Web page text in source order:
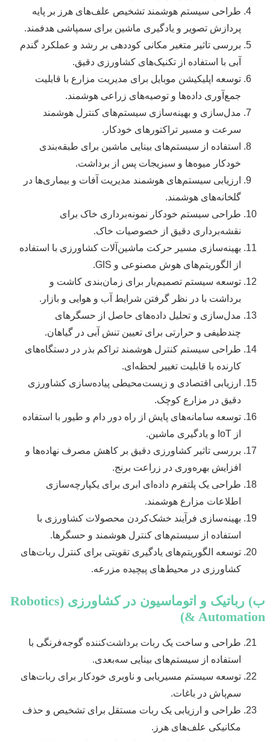
طراحی سیستم هوشمند تشخیص علف‌های هرز بر پایه
پردازش تصویر و یادگیری ماشین برای سمپاشی هدفمند.
بررسی تاثیر متغیر مکانی کوددهی بر رشد و عملکرد گندم
آبی با استفاده از تکنیک‌های کشاورزی دقیق.
توسعه اپلیکیشن موبایل برای مدیریت مزارع با قابلیت
جمع‌آوری داده‌ها و توصیه‌های زراعی هوشمند.
مدل‌سازی و بهینه‌سازی سیستم‌های کنترل هوشمند
سرعت و مسیر تراکتورهای خودکار.
استفاده از سیستم‌های بینایی ماشین برای طبقه‌بندی
خودکار میوه‌ها و سبزیجات پس از برداشت.
ارزیابی سیستم‌های هوشمند مدیریت آفات و بیماری‌ها در
گلخانه‌های هوشمند.
طراحی سیستم خودکار نمونه‌برداری خاک برای
نقشه‌برداری دقیق از خصوصیات خاک.
بهینه‌سازی مسیر حرکت ماشین‌آلات کشاورزی با استفاده
از الگوریتم‌های هوش مصنوعی و GIS.
توسعه سیستم تصمیم‌یار برای زمان‌بندی کاشت و
برداشت با در نظر گرفتن شرایط آب و هوایی و بازار.
مدل‌سازی و تحلیل داده‌های حاصل از حسگرهای
چندطیفی و حرارتی برای تعیین تنش آبی در گیاهان.
طراحی سیستم کنترل هوشمند تراکم بذر در دستگاه‌های
کارنده با قابلیت تغییر لحظه‌ای.
ارزیابی اقتصادی و زیست‌محیطی پیاده‌سازی کشاورزی
دقیق در مزارع کوچک.
توسعه سامانه‌های پایش از راه دور دام و طیور با استفاده
از IoT و یادگیری ماشین.
بررسی تاثیر کشاورزی دقیق بر کاهش مصرف نهاده‌ها و
افزایش بهره‌وری در زراعت برنج.
طراحی یک پلتفرم داده‌ای ابری برای یکپارچه‌سازی
اطلاعات مزارع هوشمند.
بهینه‌سازی فرآیند خشک‌کردن محصولات کشاورزی با
استفاده از سیستم‌های کنترل هوشمند و حسگرها.
توسعه الگوریتم‌های یادگیری تقویتی برای کنترل ربات‌های
کشاورزی در محیط‌های پیچیده مزرعه.
ب) رباتیک و اتوماسیون در کشاورزی (Robotics
& Automation)
طراحی و ساخت یک ربات برداشت‌کننده گوجه‌فرنگی با
استفاده از سیستم‌های بینایی سه‌بعدی.
توسعه سیستم مسیریابی و ناوبری خودکار برای ربات‌های
سم‌پاش در باغات.
طراحی و ارزیابی یک ربات مستقل برای تشخیص و حذف
مکانیکی علف‌های هرز.